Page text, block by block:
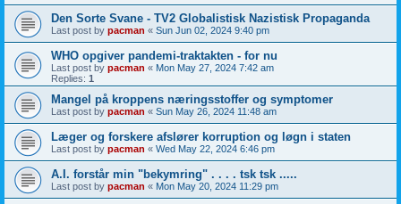
Den Sorte Svane - TV2 Globalistisk Nazistisk Propaganda
Last post by pacman « Sun Jun 02, 2024 9:40 pm
WHO opgiver pandemi-traktakten - for nu
Last post by pacman « Mon May 27, 2024 7:42 am
Replies: 1
Mangel på kroppens næringsstoffer og symptomer
Last post by pacman « Sun May 26, 2024 11:48 am
Læger og forskere afslører korruption og løgn i staten
Last post by pacman « Wed May 22, 2024 6:46 pm
A.I. forstår min "bekymring" . . . . tsk tsk .....
Last post by pacman « Mon May 20, 2024 11:29 pm